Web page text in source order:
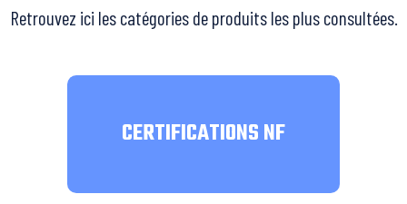
Retrouvez ici les catégories de produits les plus consultées.
CERTIFICATIONS NF